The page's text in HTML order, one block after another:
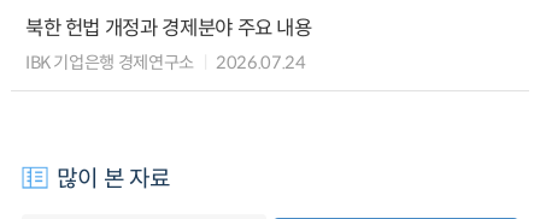
북한 헌법 개정과 경제분야 주요 내용
IBK 기업은행 경제연구소 2026.07.24
많이 본 자료